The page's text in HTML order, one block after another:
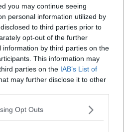
you may continue seeing
personal information utilized by
to third parties prior to
opt-out of the further
by third parties on the
This information may
parties on the IAB’s List of
may further disclose it to other
Opt Outs
Waters e la propaganda di
veicolata dai media
è un automa
vs l’hasbarà dei sionisti
della propaganda di
giorno
verso la vita sulla terra
emissioni della carne e dei